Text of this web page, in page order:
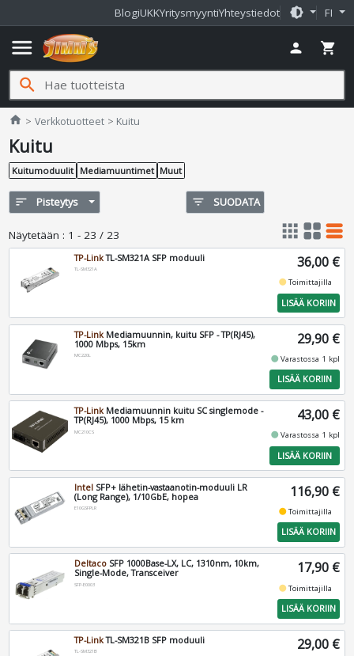
BlogiUKKYritysmyyntiYhteystiedot brightness_medium FI
menu person shopping_cart
search
home Jimms.fi
Verkkotuotteet Kuitu
Kuitu
Kuitumoduulit Mediamuuntimet Muut
sort Pisteytys filter_list SUODATA
Näytetään : 1 - 23 / 23 apps grid_view table_rows
TP-LinkTL-SM321A SFP moduuli
TL-SM321A 36,00 €
fiber_manual_recordToimittajilla
LISÄÄ KORIIN
TP-Link Mediamuunnin, kuitu SFP - TP(RJ45),
1000 Mbps, 15km
MC220L
29,90 €
fiber_manual_recordVarastossa 1 kpl
LISÄÄ KORIIN
TP-LinkMediamuunnin kuitu SC singlemode -
TP(RJ45), 1000 Mbps, 15 km
MC210CS
43,00 €
fiber_manual_recordVarastossa 1 kpl
LISÄÄ KORIIN
Intel SFP+ lähetin-vastaanotin-moduuli LR
(Long Range), 1/10GbE, hopea
E10GSFPLR
116,90 €
fiber_manual_recordToimittajilla
LISÄÄ KORIIN
Deltaco SFP 1000Base-LX, LC, 1310nm, 10km,
Single-Mode, Transceiver
SFP-E0003
17,90 €
fiber_manual_recordToimittajilla
LISÄÄ KORIIN
TP-LinkTL-SM321B SFP moduuli
TL-SM321B 29,00 €